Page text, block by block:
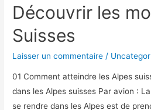
Découvrir les
Suisses
Laisser un commentaire /
01 Comment atteindre les Alpes
dans les Alpes suisses Par avion :
se rendre dans les Alpes est de